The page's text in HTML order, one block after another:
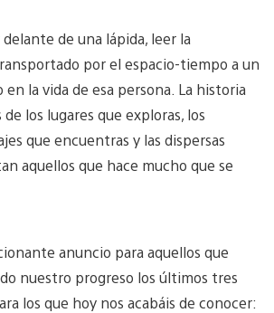
de una lápida, leer la
por el espacio-tiempo a un
la vida de esa persona. La historia
los lugares que exploras, los
que encuentras y las dispersas
aquellos que hace mucho que se
anuncio para aquellos que
nuestro progreso los últimos tres
los que hoy nos acabáis de conocer: